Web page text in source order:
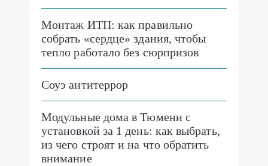
Монтаж ИТП: как правильно
собрать «сердце» здания, чтобы
тепло работало без сюрпризов
Соуэ антитеррор
Модульные дома в Тюмени с
установкой за 1 день: как выбрать,
из чего строят и на что обратить
внимание